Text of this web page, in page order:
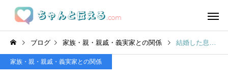
ブログ 家族・親・親戚・義実家との関係 結婚した息子との付き合い方｜嫁に嫌がられない親子の距離感の保ち方
家族・親・親戚・義実家との関係